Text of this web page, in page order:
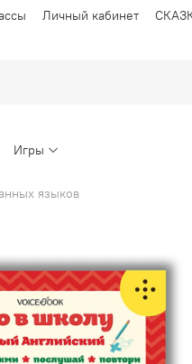
Личный кабинет
Игры
языков